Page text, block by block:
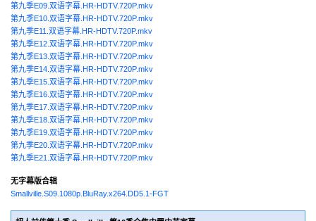
第九季E09.双语字幕.HR-HDTV.720P.mkv
第九季E10.双语字幕.HR-HDTV.720P.mkv
第九季E11.双语字幕.HR-HDTV.720P.mkv
第九季E12.双语字幕.HR-HDTV.720P.mkv
第九季E13.双语字幕.HR-HDTV.720P.mkv
第九季E14.双语字幕.HR-HDTV.720P.mkv
第九季E15.双语字幕.HR-HDTV.720P.mkv
第九季E16.双语字幕.HR-HDTV.720P.mkv
第九季E17.双语字幕.HR-HDTV.720P.mkv
第九季E18.双语字幕.HR-HDTV.720P.mkv
第九季E19.双语字幕.HR-HDTV.720P.mkv
第九季E20.双语字幕.HR-HDTV.720P.mkv
第九季E21.双语字幕.HR-HDTV.720P.mkv
无字幕版合辑
Smallville.S09.1080p.BluRay.x264.DD5.1-FGT